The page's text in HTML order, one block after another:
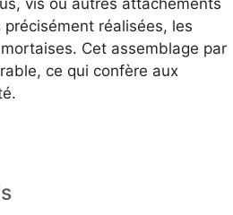
réalisées, les
Cet assemblage par
ce qui confère aux